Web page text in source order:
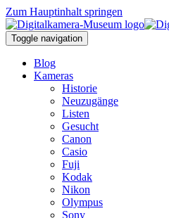
Zum Hauptinhalt springen
Toggle navigation
Blog
Kameras
Historie
Neuzugänge
Listen
Gesucht
Canon
Casio
Fuji
Kodak
Nikon
Olympus
Sony